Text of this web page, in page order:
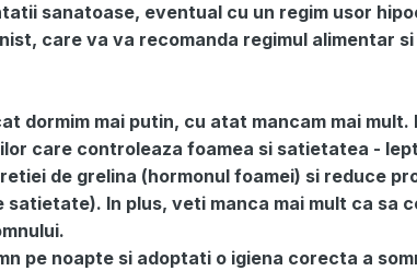
sanatoase, eventual cu un regim usor
care va va recomanda regimul alimentar
dormim mai putin, cu atat mancam mai mult.
care controleaza foamea si satietatea -
de grelina (hormonul foamei) si reduce
In plus, veti manca mai mult ca sa
pe noapte si adoptati o igiena corecta a